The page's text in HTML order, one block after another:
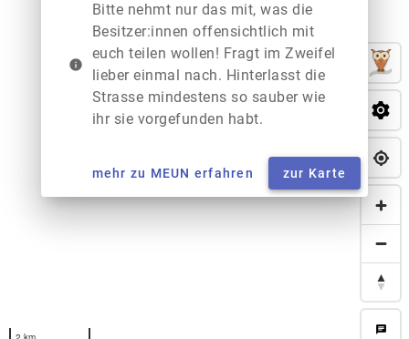
chat
info
Bitte nehmt nur das mit, was die
Besitzer:innen offensichtlich mit
euch teilen wollen! Fragt im Zweifel
lieber einmal nach. Hinterlasst die
Strasse mindestens so sauber wie
ihr sie vorgefunden habt.
mehr zu MEUN erfahren zur Karte